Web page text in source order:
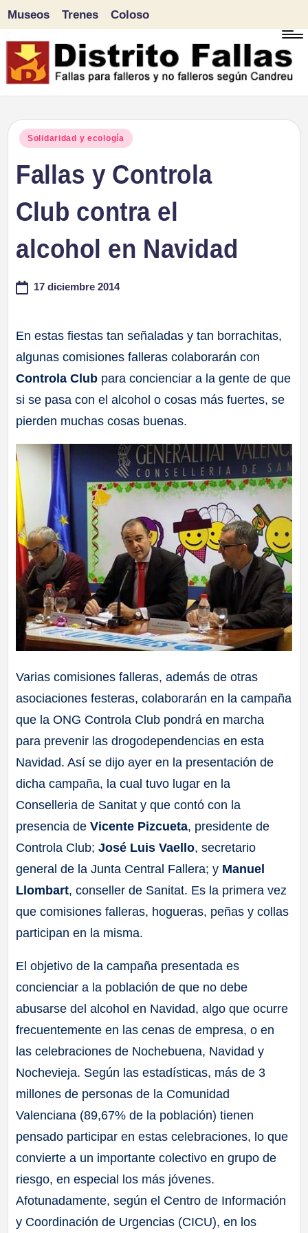
Saltar
al
Museos Trenes Coloso
Publicado
Solidaridad y ecología
Fallas y Controla
Club contra el
alcohol en Navidad
17 diciembre 2014
En estas fiestas tan señaladas y tan borrachitas,
algunas comisiones falleras colaborarán con
Controla Club para concienciar a la gente de que
si se pasa con el alcohol o cosas más fuertes, se
pierden muchas cosas buenas.
Varias comisiones falleras, además de otras
asociaciones festeras, colaborarán en la campaña
que la ONG Controla Club pondrá en marcha
para prevenir las drogodependencias en esta
Navidad. Así se dijo ayer en la presentación de
dicha campaña, la cual tuvo lugar en la
Conselleria de Sanitat y que contó con la
presencia deVicente Pizcueta, presidente de
Controla Club; José Luis Vaello, secretario
general de la Junta Central Fallera; y Manuel
Llombart, conseller de Sanitat. Es la primera vez
que comisiones falleras, hogueras, peñas y collas
participan en la misma.
El objetivo de la campaña presentada es
concienciar a la población de que no debe
abusarse del alcohol en Navidad, algo que ocurre
frecuentemente en las cenas de empresa, o en
las celebraciones de Nochebuena, Navidad y
Nochevieja. Según las estadísticas, más de 3
millones de personas de la Comunidad
Valenciana (89,67% de la población) tienen
pensado participar en estas celebraciones, lo que
convierte a un importante colectivo en grupo de
riesgo, en especial los más jóvenes.
Afotunadamente, según el Centro de Información
y Coordinación de Urgencias (CICU), en los